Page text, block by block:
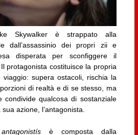
Skywalker è strappato alla
dall’assassinio dei propri zii e
disperata per sconfiggere il
protagonista costituisce la propria
viaggio: supera ostacoli, rischia la
di realtà e di se stesso, ma
condivide qualcosa di sostanziale
azione, l’antagonista.
antagonistís è composta dalla